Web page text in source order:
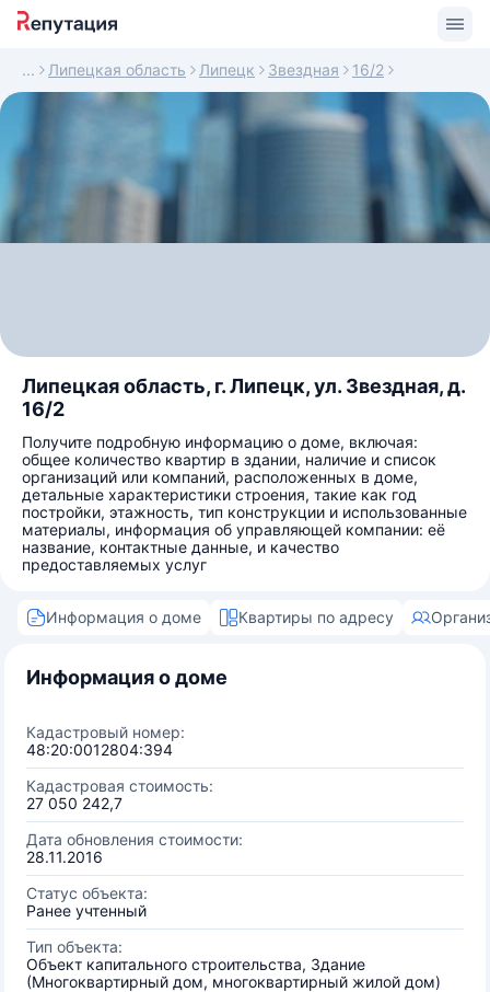
Липецкая область Липецк Звездная 16/2
Липецкая область, г. Липецк, ул. Звездная, д.
16/2
Получите подробную информацию о доме, включая:
общее количество квартир в здании, наличие и список
организаций или компаний, расположенных в доме,
детальные характеристики строения, такие как год
постройки, этажность, тип конструкции и использованные
материалы, информация об управляющей компании: её
название, контактные данные, и качество
предоставляемых услуг
Информация о доме Квартиры по адресу
Информация о доме
Кадастровый номер:
48:20:0012804:394
Кадастровая стоимость:
27 050 242,7
Дата обновления стоимости:
28.11.2016
Статус объекта:
Ранее учтенный
Тип объекта:
Объект капитального строительства, Здание
(Многоквартирный дом, многоквартирный жилой дом)